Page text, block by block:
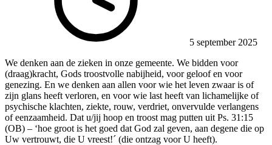
5 september 2025
We denken aan de zieken in onze gemeente. We bidden voor
(draag)kracht, Gods troostvolle nabijheid, voor geloof en voor
genezing. En we denken aan allen voor wie het leven zwaar is of
zijn glans heeft verloren, en voor wie last heeft van lichamelijke of
psychische klachten, ziekte, rouw, verdriet, onvervulde verlangens
of eenzaamheid. Dat u/jij hoop en troost mag putten uit Ps. 31:15
(OB) – ‘hoe groot is het goed dat God zal geven, aan degene die op
Uw vertrouwt, die U vreest!´ (die ontzag voor U heeft).